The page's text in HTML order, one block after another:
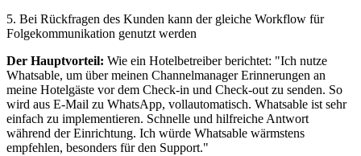
5. Bei Rückfragen des Kunden kann der gleiche Workflow für
Folgekommunikation genutzt werden
Der Hauptvorteil: Wie ein Hotelbetreiber berichtet: "Ich nutze
Whatsable, um über meinen Channelmanager Erinnerungen an
meine Hotelgäste vor dem Check-in und Check-out zu senden. So
wird aus E-Mail zu WhatsApp, vollautomatisch. Whatsable ist sehr
einfach zu implementieren. Schnelle und hilfreiche Antwort
während der Einrichtung. Ich würde Whatsable wärmstens
empfehlen, besonders für den Support."